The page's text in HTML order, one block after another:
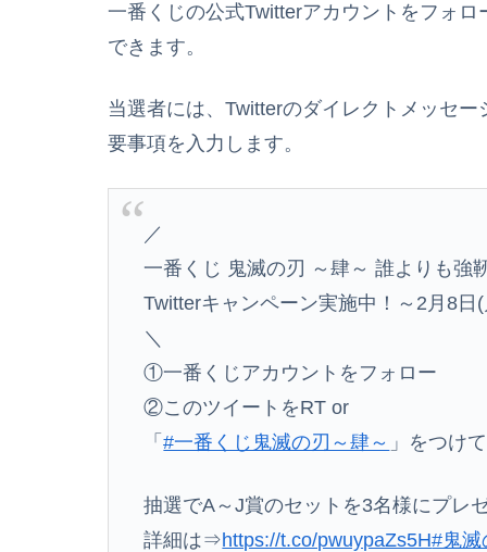
一番くじの公式Twitterアカウントをフォ
できます。
当選者には、Twitterのダイレクトメッセ
要事項を入力します。
／
一番くじ 鬼滅の刃 ～肆～ 誰よりも強
Twitterキャンペーン実施中！～2月8日
＼
①一番くじアカウントをフォロー
②このツイートをRT or
「#一番くじ鬼滅の刃～肆～ 」をつけ
抽選でA～J賞のセットを3名様にプレ
詳細は⇒https://t.co/pwuypaZs5H#鬼滅